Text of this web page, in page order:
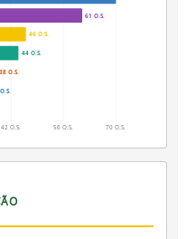
42 O.S. 56 O.S. 70 O.S.
61 O.S.
46 O.S.
44 O.S.
38 O.S.